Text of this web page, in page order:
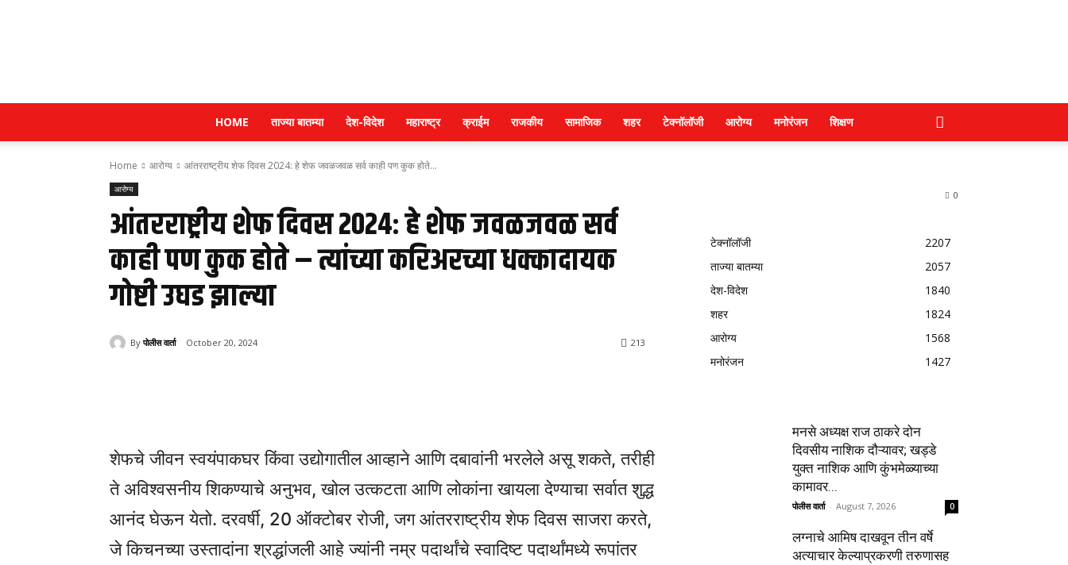
Police
HOME ताज्या बातम्या देश-विदेश महाराष्ट्र क्राईम राजकीय सामाजिक शहर टेक्नॉलॉजी आरोग्य मनोरंजन शिक्षण
Home आरोग्य आंतरराष्ट्रीय शेफ दिवस 2024: हे शेफ जवळजवळ सर्व काही पण कुक होते...
आरोग्य
आंतरराष्ट्रीय शेफ दिवस 2024: हे शेफ जवळजवळ सर्व
काही पण कुक होते – त्यांच्या करिअरच्या धक्कादायक
गोष्टी उघड झाल्या
By पोलीस वार्ता October 20, 2024 213
शेफचे जीवन स्वयंपाकघर किंवा उद्योगातील आव्हाने आणि दबावांनी भरलेले असू शकते, तरीही
ते अविश्वसनीय शिकण्याचे अनुभव, खोल उत्कटता आणि लोकांना खायला देण्याचा सर्वात शुद्ध
आनंद घेऊन येतो. दरवर्षी, 20 ऑक्टोबर रोजी, जग आंतरराष्ट्रीय शेफ दिवस साजरा करते,
जे किचनच्या उस्तादांना श्रद्धांजली आहे ज्यांनी नम्र पदार्थांचे स्वादिष्ट पदार्थांमध्ये रूपांतर
0
टेक्नॉलॉजी
2207
ताज्या बातम्या
2057
देश-विदेश
1840
शहर
1824
आरोग्य
1568
मनोरंजन
1427
मनसे अध्यक्ष राज ठाकरे दोन
दिवसीय नाशिक दौऱ्यावर; खड्डे
युक्त नाशिक आणि कुंभमेळ्याच्या
कामावर...
पोलीस वार्ता - August 7, 2026 0
लग्नाचे आमिष दाखवून तीन वर्षे
अत्याचार केल्याप्रकरणी तरुणासह